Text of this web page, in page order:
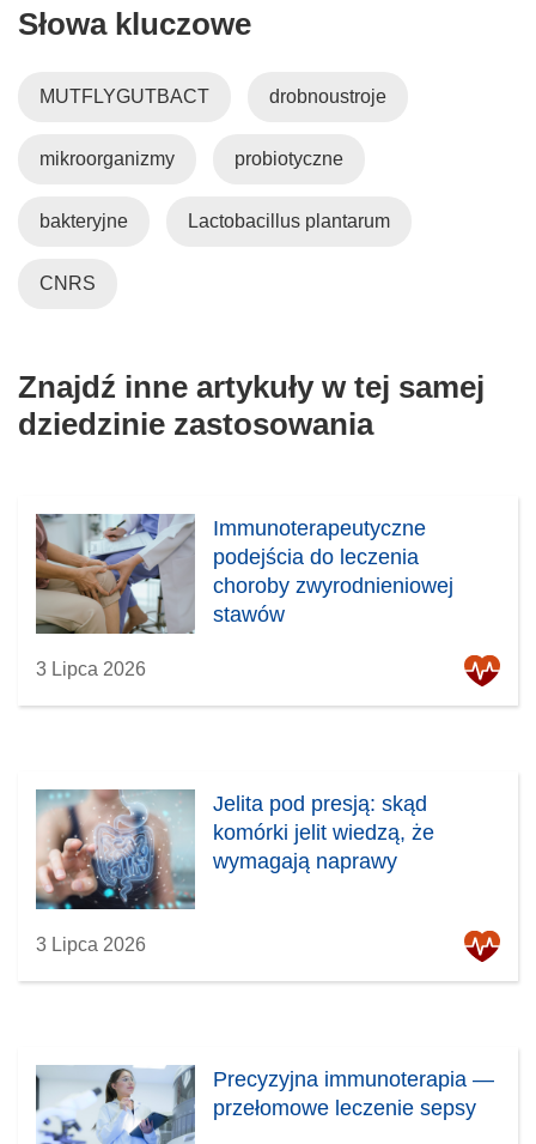
Słowa kluczowe
MUTFLYGUTBACT drobnoustroje
mikroorganizmy probiotyczne
bakteryjne Lactobacillus plantarum
CNRS
Znajdź inne artykuły w tej samej
dziedzinie zastosowania
Immunoterapeutyczne
podejścia do leczenia
choroby zwyrodnieniowej
stawów
3 Lipca 2026
Jelita pod presją: skąd
komórki jelit wiedzą, że
wymagają naprawy
3 Lipca 2026
Precyzyjna immunoterapia —
przełomowe leczenie sepsy